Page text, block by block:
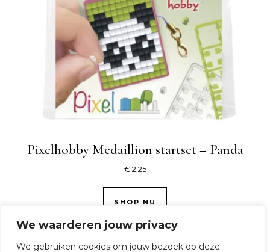
We waarderen jouw privacy
We gebruiken cookies om jouw bezoek op deze
Pixelhobby Medaillion startset – Panda
€2,25
SHOP NU